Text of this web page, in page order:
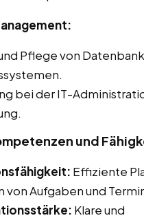
Pflege von
bei der IT-
und
Effiziente
von Aufgaben und
Klare und